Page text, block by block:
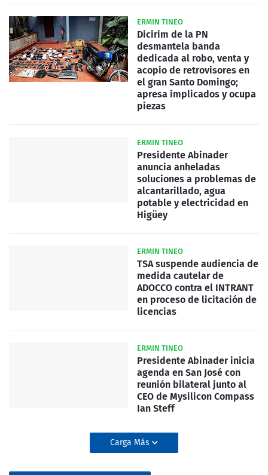
ERMIN TINEO
Dicirim de la PN
desmantela banda
dedicada al robo, venta y
acopio de retrovisores en
el gran Santo Domingo;
apresa implicados y ocupa
piezas
ERMIN TINEO
Presidente Abinader
anuncia anheladas
soluciones a problemas de
alcantarillado, agua
potable y electricidad en
Higüey
ERMIN TINEO
TSA suspende audiencia de
medida cautelar de
ADOCCO contra el INTRANT
en proceso de licitación de
licencias
ERMIN TINEO
Presidente Abinader inicia
agenda en San José con
reunión bilateral junto al
CEO de Mysilicon Compass
Ian Steff
Carga Más